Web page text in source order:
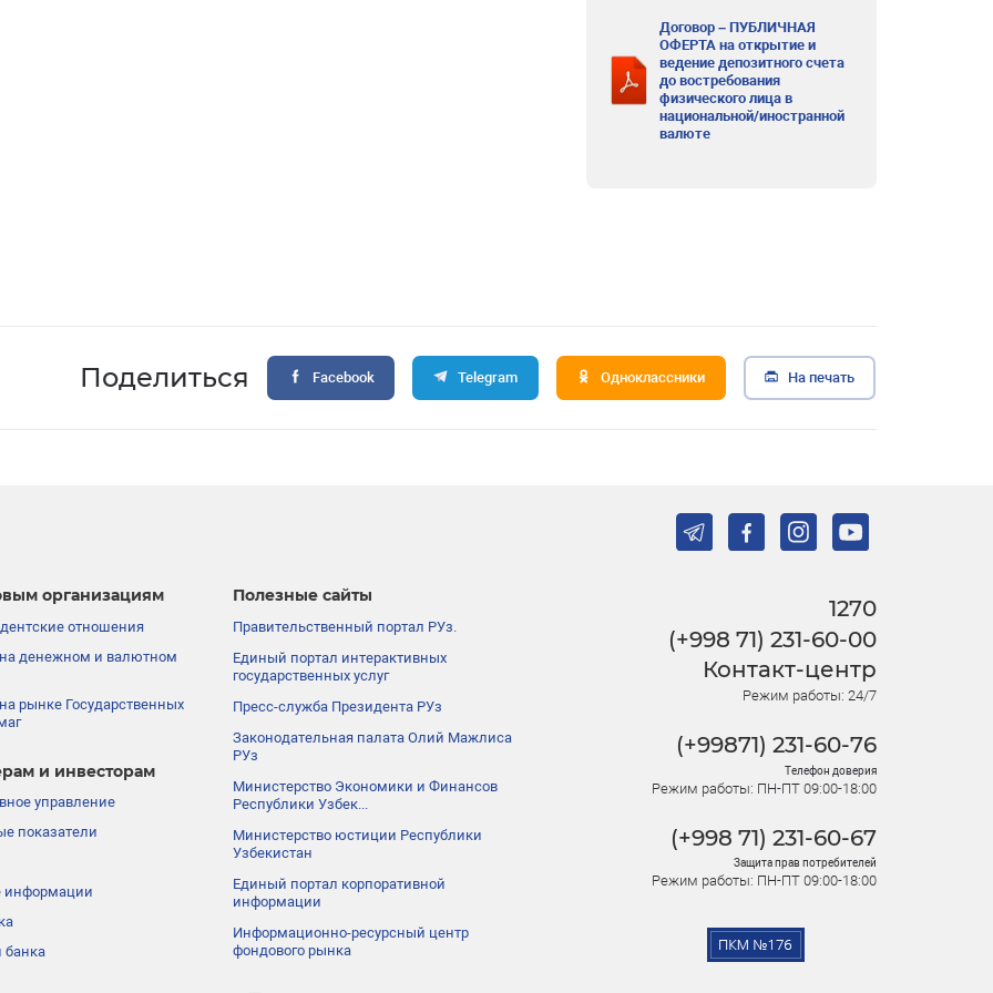
Договор – ПУБЛИЧНАЯ
ОФЕРТА на открытие и
ведение депозитного счета
до востребования
физического лица в
национальной/иностранной
валюте
Поделиться Facebook Telegram Одноклассники На печать
организациям
отношения
денежном и валютном
рынке Государственных
и инвесторам
управление
показатели
информации
банка
Полезные сайты
Правительственный портал РУз.
Единый портал интерактивных
государственных услуг
Пресс-служба Президента РУз
Законодательная палата Олий Мажлиса
РУз
Министерство Экономики и Финансов
Республики Узбек...
Министерство юстиции Республики
Узбекистан
Единый портал корпоративной
информации
Информационно-ресурсный центр
фондового рынка
1270
(+998 71) 231-60-00
Контакт-центр
Режим работы: 24/7
(+99871) 231-60-76
Телефон доверия
Режим работы: ПН-ПТ 09:00-18:00
(+998 71) 231-60-67
Защита прав потребителей
Режим работы: ПН-ПТ 09:00-18:00